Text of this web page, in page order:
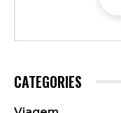
CATEGORIES